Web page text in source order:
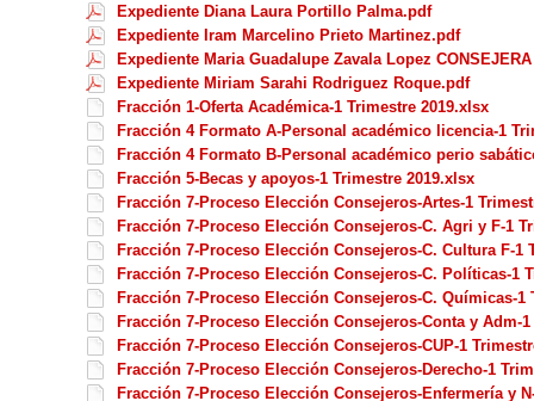
Expediente Diana Laura Portillo Palma.pdf
Expediente Iram Marcelino Prieto Martinez.pdf
Expediente Maria Guadalupe Zavala Lopez
Expediente Miriam Sarahi Rodriguez Roque.pdf
Fracción 1-Oferta Académica-1 Trimestre 2019.xlsx
Fracción 4 Formato A-Personal académico licencia-1
Fracción 4 Formato B-Personal académico perio
Fracción 5-Becas y apoyos-1 Trimestre 2019.xlsx
Fracción 7-Proceso Elección Consejeros-Artes-1
Fracción 7-Proceso Elección Consejeros-C. Agri y F-1
Fracción 7-Proceso Elección Consejeros-C. Cultura F-1
Fracción 7-Proceso Elección Consejeros-C. Políticas-1
Fracción 7-Proceso Elección Consejeros-C. Químicas-1
Fracción 7-Proceso Elección Consejeros-Conta y Adm-
Fracción 7-Proceso Elección Consejeros-CUP-1
Fracción 7-Proceso Elección Consejeros-Derecho-1
Fracción 7-Proceso Elección Consejeros-Enfermería y